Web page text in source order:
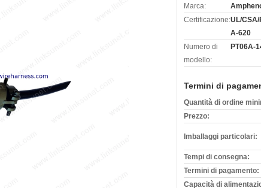
Marca:
Certificazione:UL/CSA/
A-620
Numero di
modello:
PT06A-
Termini di
Quantità di ordine
Prezzo:
Imballaggi particolari:
Tempi di consegna:
Termini di pagamento:
Capacità di